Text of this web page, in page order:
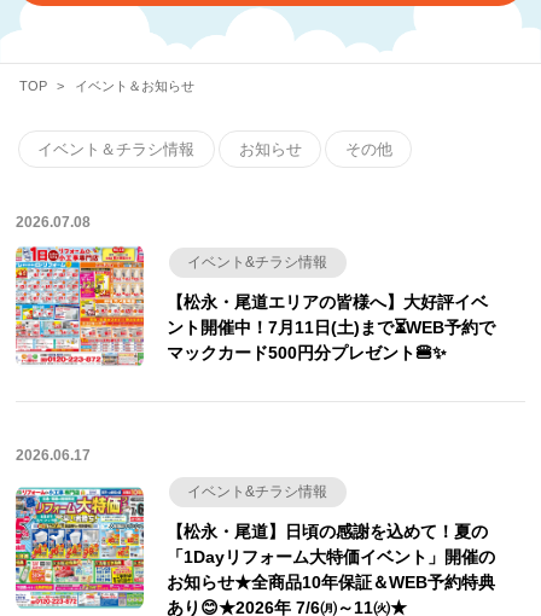
TOP > イベント＆お知らせ
イベント＆チラシ情報 お知らせ その他
2026.07.08
イベント&チラシ情報
【松永・尾道エリアの皆様へ】大好評イベ
ント開催中！7月11日(土)まで⏳WEB予約で
マックカード500円分プレゼント🍔✨
2026.06.17
イベント&チラシ情報
【松永・尾道】日頃の感謝を込めて！夏の
「1Dayリフォーム大特価イベント」開催の
お知らせ★全商品10年保証＆WEB予約特典
あり😊★2026年 7/6㈪～11㈫★